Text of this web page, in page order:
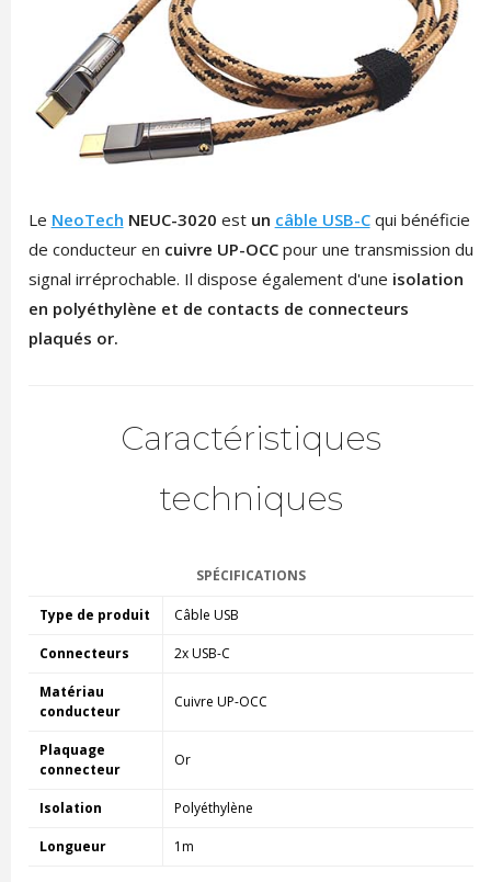
Le NeoTech NEUC-3020 est un câble USB-Cqui bénéficie
de conducteur en cuivre UP-OCCpour une transmission du
signal irréprochable. Il dispose également d'une isolation
en polyéthylène et de contacts de connecteurs
plaqués or.
Caractéristiques
techniques
SPÉCIFICATIONS
Type de produit Câble USB
Connecteurs 2x USB-C
Matériau
conducteur
Cuivre UP-OCC
Plaquage
connecteur
Or
Isolation Polyéthylène
Longueur 1m